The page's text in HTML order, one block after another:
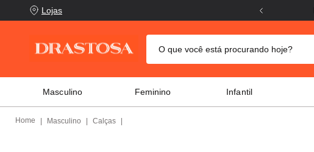
Lojas
O que você está procurando hoje?
Masculino Feminino Infantil
Masculino Calças